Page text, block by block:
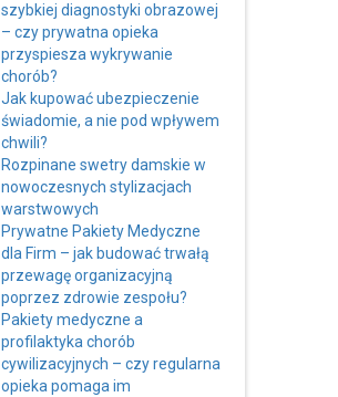
szybkiej diagnostyki obrazowej
– czy prywatna opieka
przyspiesza wykrywanie
chorób?
Jak kupować ubezpieczenie
świadomie, a nie pod wpływem
chwili?
Rozpinane swetry damskie w
nowoczesnych stylizacjach
warstwowych
Prywatne Pakiety Medyczne
dla Firm – jak budować trwałą
przewagę organizacyjną
poprzez zdrowie zespołu?
Pakiety medyczne a
profilaktyka chorób
cywilizacyjnych – czy regularna
opieka pomaga im